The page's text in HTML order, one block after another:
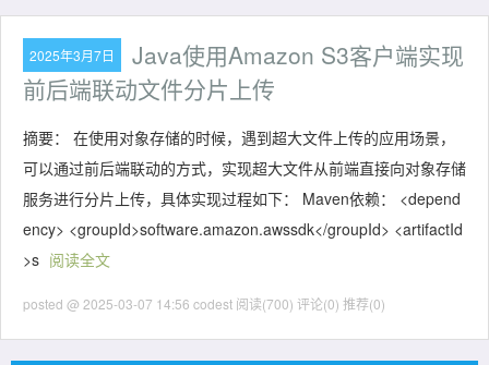
2025年3月7日
Java使用Amazon S3客户端实现
前后端联动文件分片上传
摘要： 在使用对象存储的时候，遇到超大文件上传的应用场景，
可以通过前后端联动的方式，实现超大文件从前端直接向对象存储
服务进行分片上传，具体实现过程如下： Maven依赖： <depend
ency> <groupId>software.amazon.awssdk</groupId> <artifactId
>s 阅读全文
posted @ 2025-03-07 14:56 codest 阅读(700) 评论(0) 推荐(0)